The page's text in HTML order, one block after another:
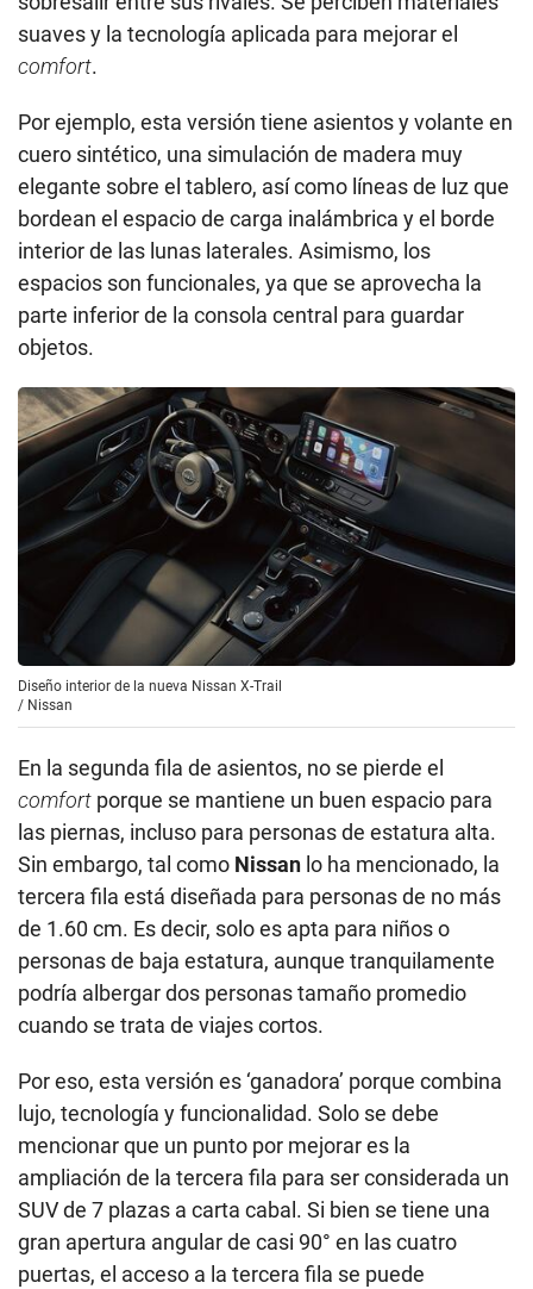
suaves y la tecnología aplicada para mejorar el
comfort.
Por ejemplo, esta versión tiene asientos y volante en
cuero sintético, una simulación de madera muy
elegante sobre el tablero, así como líneas de luz que
bordean el espacio de carga inalámbrica y el borde
interior de las lunas laterales. Asimismo, los
espacios son funcionales, ya que se aprovecha la
parte inferior de la consola central para guardar
objetos.
Diseño interior de la nueva Nissan X-Trail
/ Nissan
En la segunda fila de asientos, no se pierde el
comfort porque se mantiene un buen espacio para
las piernas, incluso para personas de estatura alta.
Sin embargo, tal como Nissan lo ha mencionado, la
tercera fila está diseñada para personas de no más
de 1.60 cm. Es decir, solo es apta para niños o
personas de baja estatura, aunque tranquilamente
podría albergar dos personas tamaño promedio
cuando se trata de viajes cortos.
Por eso, esta versión es ‘ganadora’ porque combina
lujo, tecnología y funcionalidad. Solo se debe
mencionar que un punto por mejorar es la
ampliación de la tercera fila para ser considerada un
SUV de 7 plazas a carta cabal. Si bien se tiene una
gran apertura angular de casi 90° en las cuatro
puertas, el acceso a la tercera fila se puede